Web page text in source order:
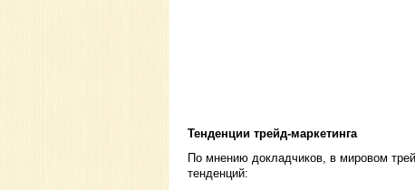
Тенденции трейд-маркетинга
По мнению докладчиков, в мировом
тенденций: